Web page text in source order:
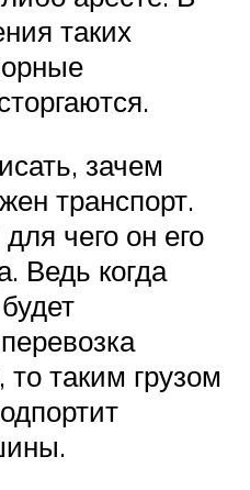
таких
зачем
транспорт.
чего он его
Ведь когда
таким грузом